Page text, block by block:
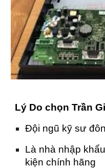
Lý Do chọn Trần
Đội ngũ kỹ sư
Là nhà nhập
kiện chính hãng